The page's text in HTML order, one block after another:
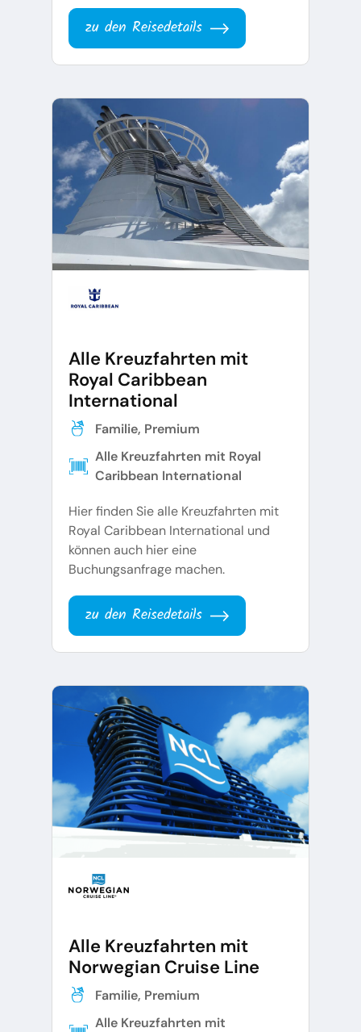
zu den Reisedetails
Alle Kreuzfahrten mit
Royal Caribbean
International
Familie, Premium
Alle Kreuzfahrten mit Royal
Caribbean International
Hier finden Sie alle Kreuzfahrten mit
Royal Caribbean International und
können auch hier eine
Buchungsanfrage machen.
zu den Reisedetails
Alle Kreuzfahrten mit
Norwegian Cruise Line
Familie, Premium
Alle Kreuzfahrten mit